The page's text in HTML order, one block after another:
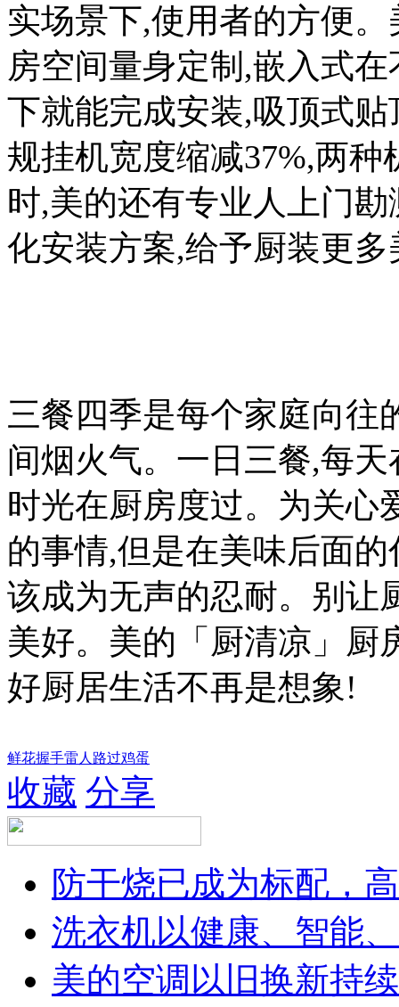
实场景下,使用者的方便
房空间量身定制,嵌入式
下就能完成安装,吸顶式
规挂机宽度缩减37%,两
时,美的还有专业人上门
化安装方案,给予厨装更
三餐四季是每个家庭向往
间烟火气。一日三餐,每
时光在厨房度过。为关心
的事情,但是在美味后面
该成为无声的忍耐。别让
美好。美的「厨清凉」厨
好厨居生活不再是想象!
鲜花握手雷人 路过鸡蛋
收藏 分享
防干烧已成为标配，
洗衣机以健康、智能
美的空调以旧换新持